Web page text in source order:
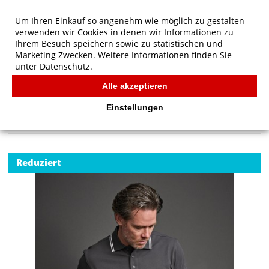
Tee Jays Luxury Stripe Stretch Polo
Reduziert
Um Ihren Einkauf so angenehm wie möglich zu gestalten
verwenden wir Cookies in denen wir Informationen zu
Ihrem Besuch speichern sowie zu statistischen und
Marketing Zwecken. Weitere Informationen finden Sie
unter Datenschutz.
Alle akzeptieren
Einstellungen